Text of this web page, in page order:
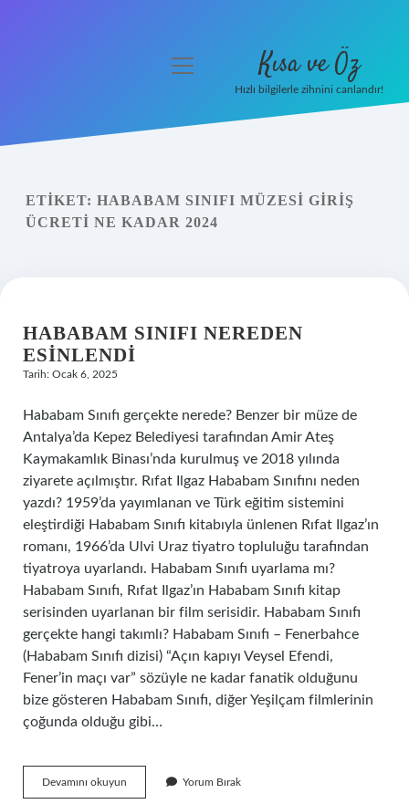
Yasal Uyarı
menüyü
Kısa ve Öz
Hızlı bilgilerle zihnini canlandır!
ETIKET: HABABAM SINIFI MÜZESI GIRIŞ
ÜCRETI NE KADAR 2024
HABABAM SINIFI NEREDEN
ESINLENDI
Tarih: Ocak 6, 2025
Hababam Sınıfı gerçekte nerede? Benzer bir müze de
Antalya’da Kepez Belediyesi tarafından Amir Ateş
Kaymakamlık Binası’nda kurulmuş ve 2018 yılında
ziyarete açılmıştır. Rıfat Ilgaz Hababam Sınıfını neden
yazdı? 1959’da yayımlanan ve Türk eğitim sistemini
eleştirdiği Hababam Sınıfı kitabıyla ünlenen Rıfat Ilgaz’ın
romanı, 1966’da Ulvi Uraz tiyatro topluluğu tarafından
tiyatroya uyarlandı. Hababam Sınıfı uyarlama mı?
Hababam Sınıfı, Rıfat Ilgaz’ın Hababam Sınıfı kitap
serisinden uyarlanan bir film serisidir. Hababam Sınıfı
gerçekte hangi takımlı? Hababam Sınıfı – Fenerbahce
(Hababam Sınıfı dizisi) “Açın kapıyı Veysel Efendi,
Fener’in maçı var” sözüyle ne kadar fanatik olduğunu
bize gösteren Hababam Sınıfı, diğer Yeşilçam filmlerinin
çoğunda olduğu gibi…
Devamını okuyun Hababam
Sınıfı
Yorum Bırak